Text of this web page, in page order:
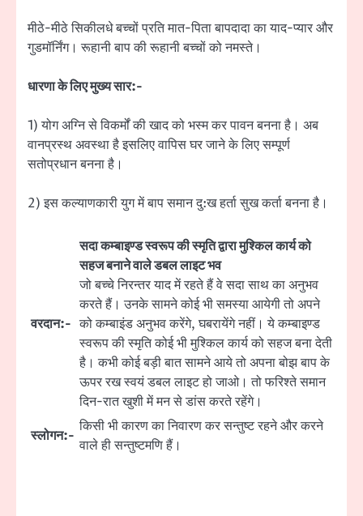
मीठे-मीठे सिकीलधे बच्चों प्रति मात-पिता बापदादा का याद-प्यार और
गुडमॉर्निंग। रूहानी बाप की रूहानी बच्चों को नमस्ते।
धारणा के लिए मुख्य सार:-
1) योग अग्नि से विकर्मों की खाद को भस्म कर पावन बनना है। अब
वानप्रस्थ अवस्था है इसलिए वापिस घर जाने के लिए सम्पूर्ण
सतोप्रधान बनना है।
2) इस कल्याणकारी युग में बाप समान दु:ख हर्ता सुख कर्ता बनना है।
वरदान:-
सदा कम्बाइण्ड स्वरूप की स्मृति द्वारा मुश्किल कार्य को
सहज बनाने वाले डबल लाइट भव
जो बच्चे निरन्तर याद में रहते हैं वे सदा साथ का अनुभव
करते हैं। उनके सामने कोई भी समस्या आयेगी तो अपने
को कम्बाइंड अनुभव करेंगे, घबरायेंगे नहीं। ये कम्बाइण्ड
स्वरूप की स्मृति कोई भी मुश्किल कार्य को सहज बना देती
है। कभी कोई बड़ी बात सामने आये तो अपना बोझ बाप के
ऊपर रख स्वयं डबल लाइट हो जाओ। तो फरिश्ते समान
दिन-रात खुशी में मन से डांस करते रहेंगे।
स्लोगन:-
किसी भी कारण का निवारण कर सन्तुष्ट रहने और करने
वाले ही सन्तुष्टमणि हैं।